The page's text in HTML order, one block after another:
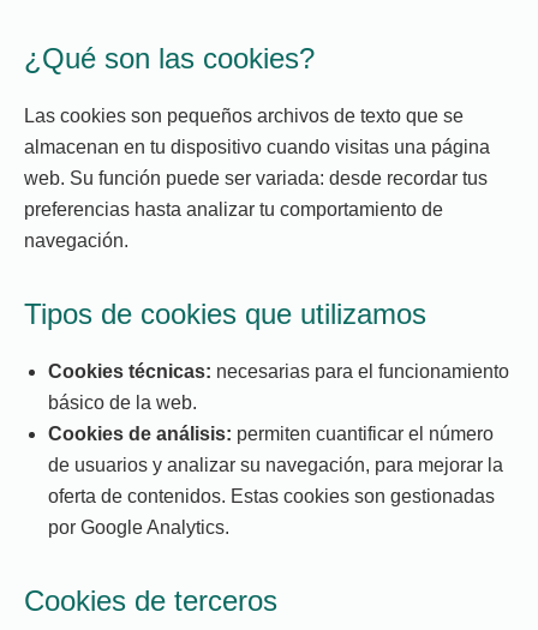
¿Qué son las cookies?
Las cookies son pequeños archivos de texto que se
almacenan en tu dispositivo cuando visitas una página
web. Su función puede ser variada: desde recordar tus
preferencias hasta analizar tu comportamiento de
navegación.
Tipos de cookies que utilizamos
Cookies técnicas: necesarias para el funcionamiento
básico de la web.
Cookies de análisis: permiten cuantificar el número
de usuarios y analizar su navegación, para mejorar la
oferta de contenidos. Estas cookies son gestionadas
por Google Analytics.
Cookies de terceros